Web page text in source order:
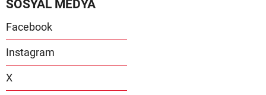
SOSYAL MEDYA
Facebook
Instagram
X